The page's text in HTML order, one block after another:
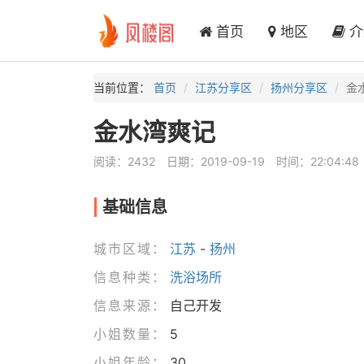
首页 地区 介
当前位置： 首页 江苏分享区 扬州分享区 金
金水湾爽记
阅读：2432 日期：2019-09-19 时间：22:04:48
基础信息
城市区域： 江苏 - 扬州
信息种类：
洗浴场所
信息来源：
自己开发
小姐数量：
5